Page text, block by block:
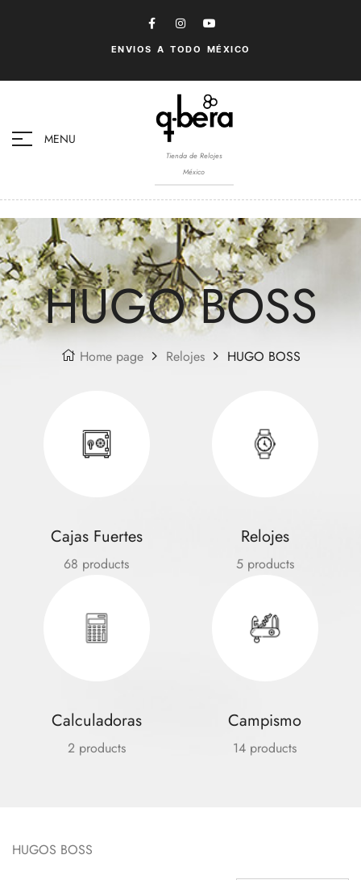
ENVIOS A TODO MÉXICO
MENU
Tienda de Relojes
México
HUGO BOSS
Home page Relojes HUGO BOSS
Cajas Fuertes
68 products
Relojes
5 products
Calculadoras
2 products
Campismo
14 products
HUGOS BOSS